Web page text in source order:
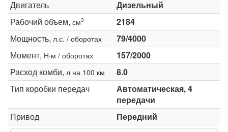
Двигатель
Дизельный
Рабочий объем, см3
2184
Мощность, л.с. / оборотах
79/4000
Момент, Н·м / оборотах
157/2000
Расход комби, л на 100 км
8.0
Тип коробки передач
Автоматическая, 4
передачи
Привод
Передний